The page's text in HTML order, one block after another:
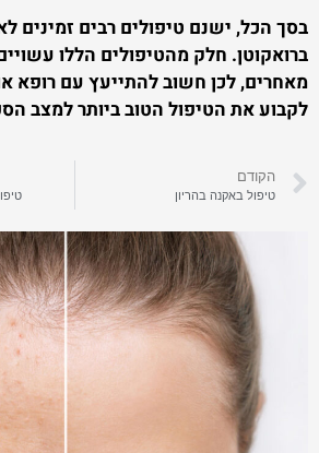
בסך הכל, ישנם טיפולים רבים זמינים
ברואקוטן. חלק מהטיפולים הללו
מאחרים, לכן חשוב להתייעץ עם רופא
לקבוע את הטיפול הטוב ביותר למצב
הקודם
טיפול באקנה בהריון